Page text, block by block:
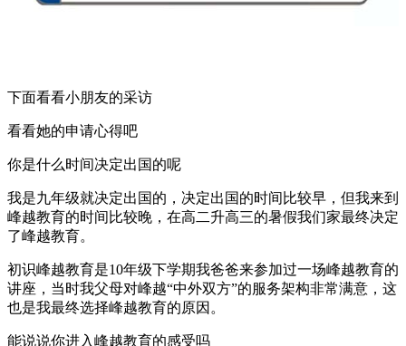
下面看看小朋友的采访
看看她的申请心得吧
你是什么时间决定出国的呢
我是九年级就决定出国的，决定出国的时间比较早，但我来到
峰越教育的时间比较晚，在高二升高三的暑假我们家最终决定
了峰越教育。
初识峰越教育是10年级下学期我爸爸来参加过一场峰越教育的
讲座，当时我父母对峰越“中外双方”的服务架构非常满意，这
也是我最终选择峰越教育的原因。
能说说你进入峰越教育的感受吗